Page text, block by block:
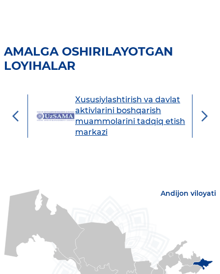
AMALGA OSHIRILAYOTGAN
LOYIHALAR
Xususiylashtirish va davlat
aktivlarini boshqarish
muammolarini tadqiq etish
markazi
Andijon viloyati